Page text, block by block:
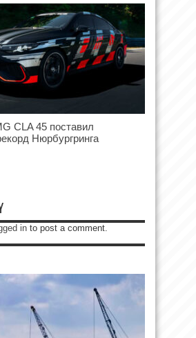
CLA 45 поставил
Нюрбургринга
in to post a comment.